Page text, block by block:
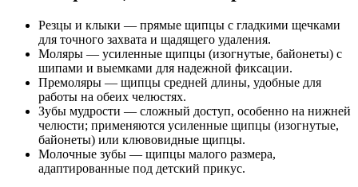
Резцы и клыки — прямые щипцы с гладкими щечками
для точного захвата и щадящего удаления.
Моляры — усиленные щипцы (изогнутые, байонеты) с
шипами и выемками для надежной фиксации.
Премоляры — щипцы средней длины, удобные для
работы на обеих челюстях.
Зубы мудрости — сложный доступ, особенно на нижней
челюсти; применяются усиленные щипцы (изогнутые,
байонеты) или клювовидные щипцы.
Молочные зубы — щипцы малого размера,
адаптированные под детский прикус.